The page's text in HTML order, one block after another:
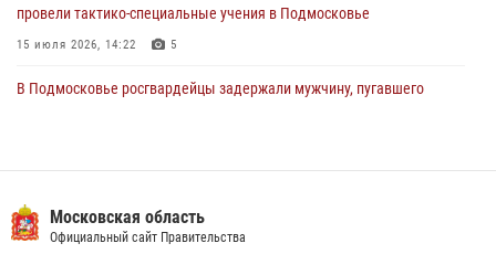
провели тактико-специальные учения в Подмосковье
15 июля 2026, 14:22 5
В Подмосковье росгвардейцы задержали мужчину, пугавшего
беспилотников в ДНР
22 июля 2026, 14:27
Московская область
Официальный сайт Правительства